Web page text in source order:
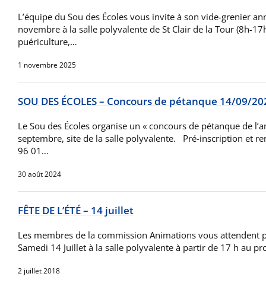
L’équipe du Sou des Écoles vous invite à son vide-grenier
novembre à la salle polyvalente de St Clair de la Tour (8h-
puériculture,…
1 novembre 2025
SOU DES ÉCOLES – Concours de pétanque 14/09/
Le Sou des Écoles organise un « concours de pétanque de
septembre, site de la salle polyvalente. Pré-inscription et
96 01…
30 août 2024
FÊTE DE L’ÉTÉ – 14 juillet
Les membres de la commission Animations vous attendent
Samedi 14 Juillet à la salle polyvalente à partir de 17 h au
2 juillet 2018